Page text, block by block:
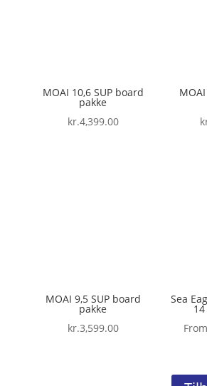
MOAI 10,6 SUP board
pakke
kr.4,399.00
MOAI 9,5 SUP board
pakke
kr.3,599.00
Sea
From